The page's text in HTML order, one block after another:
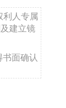
利人专属
建立镜
书面确认